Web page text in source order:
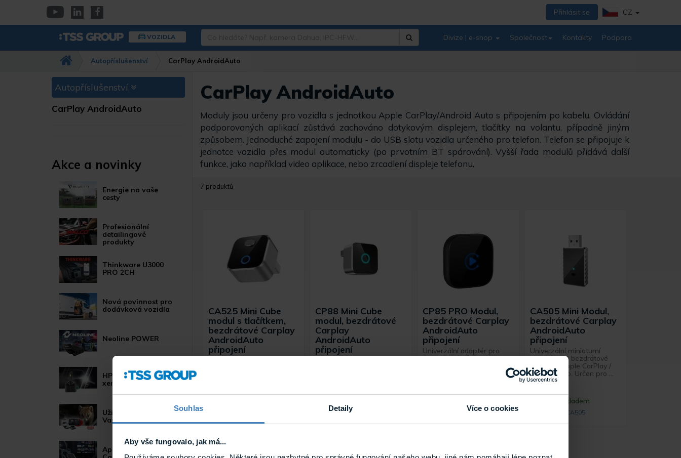
Souhlas Detaily Více o cookies
Aby vše fungovalo, jak má...
YouTubeLinkedinFacebook
Přihlásit se CZ
VOZIDLA
Co
Např.
kamera
HFW…
Divize | e-shop Společnost Kontakty Podpora
Autopříslušenství CarPlay AndroidAuto
Autopříslušenství
CarPlay AndroidAuto
Akce a novinky
Energie na vaše
cesty
Profesionální
detailingové
produkty
Thinkware U3000
PRO 2CH
Nová povinnost pro
dodávková vozidla
Neoline POWER
HP LED žárovky pro
xenonové světlomety
Užitečné novinky pro
Vaše auto
Apple
CarPlay AndroidAuto
Moduly jsou určeny pro vozidla s jednotkou Apple CarPlay/Android Auto s připojením po kabelu. Ovládání
podporovaných aplikací zůstává zachováno dotykovým displejem, tlačítky na volantu, případně jiným
způsobem. Jednoduché zapojení modulu - do USB slotu vozidla určeného pro telefon. Telefon se připojuje k
jednotce vozidla přes modul automaticky (po prvotním BT spárování). Vyšší řada modulů přidává další
funkce, jako například video aplikace, nebo zrcadlení displeje telefonu.
7 produktů
CA525 Mini Cube
modul s tlačítkem,
bezdrátové Carplay
AndroidAuto
připojení
CP88 Mini Cube
modul, bezdrátové
Carplay
AndroidAuto
připojení
CP85 PRO Modul,
bezdrátové Carplay
AndroidAuto
připojení
Univerzální adaptér pro
bezdrátové připojení Apple
CP85 PRO
CA505 Mini Modul,
bezdrátové Carplay
AndroidAuto
připojení
Univerzální miniaturní
adaptér pro bezdrátové
připojení Apple CarPlay /
AndroidAuto. Určen pro ...
Skladem
CA505